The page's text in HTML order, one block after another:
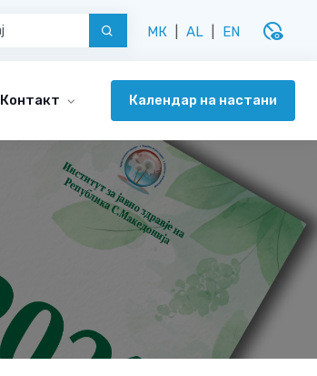
МК AL EN disabled_visible
Контакт Календар на настани